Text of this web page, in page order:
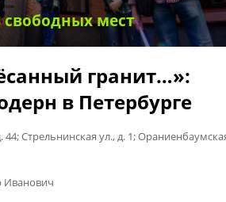
свободных мест
гранит…»:
в Петербурге
Стрельнинская ул., д. 1;
Иванович